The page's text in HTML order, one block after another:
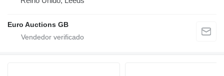
Euro Auctions GB